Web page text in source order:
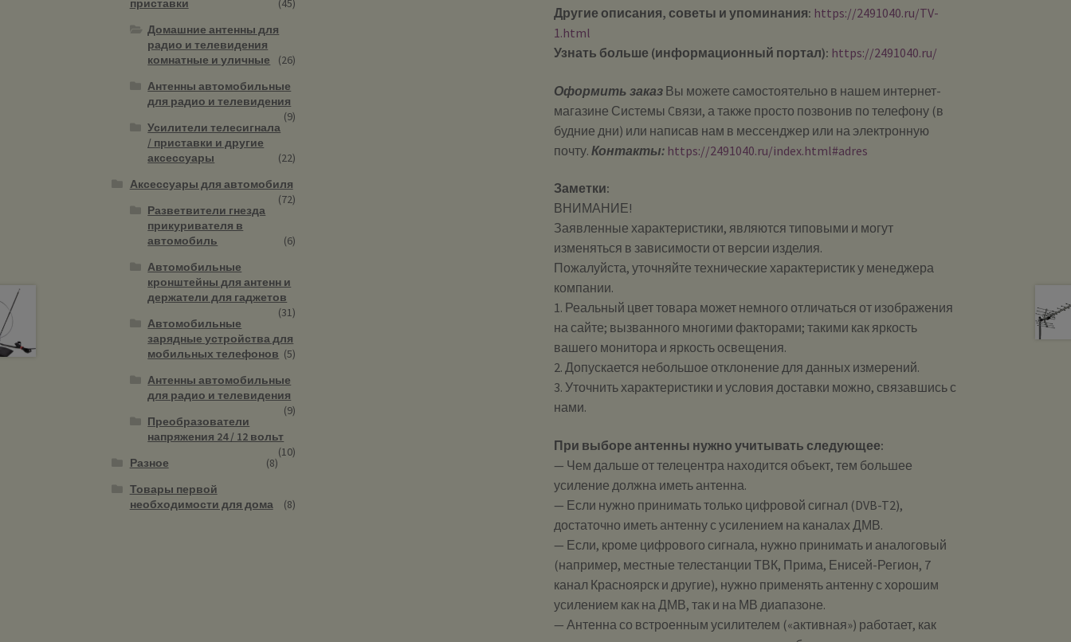
Другие описания, советы и упоминания: https://2491040.ru/TV-
1.html
Узнать больше (информационный портал): https://2491040.ru/
Оформить заказ Вы можете самостоятельно в нашем интернет-
магазине Системы Cвязи, а также просто позвонив по телефону (в
будние дни) или написав нам в мессенджер или на электронную
почту.Контакты: https://2491040.ru/index.html#adres
Заметки:
ВНИМАНИЕ!
Заявленные характеристики, являются типовыми и могут
изменяться в зависимости от версии изделия.
Пожалуйста, уточняйте технические характеристик у менеджера
компании.
1. Реальный цвет товара может немного отличаться от изображения
на сайте; вызванного многими факторами; такими как яркость
вашего монитора и яркость освещения.
2. Допускается небольшое отклонение для данных измерений.
3. Уточнить характеристики и условия доставки можно, связавшись с
нами.
При выборе антенны нужно учитывать следующее:
— Чем дальше от телецентра находится объект, тем большее
усиление должна иметь антенна.
— Если нужно принимать только цифровой сигнал (DVB-T2),
достаточно иметь антенну с усилением на каналах ДМВ.
— Если, кроме цифрового сигнала, нужно принимать и аналоговый
(например, местные телестанции ТВК, Прима, Енисей-Регион, 7
канал Красноярск и другие), нужно применять антенну с хорошим
усилением как на ДМВ, так и на МВ диапазоне.
— Антенна со встроенным усилителем («активная») работает, как
приставки
(45)
Домашние антенны для
радио и телевидения
комнатные и уличные
(26)
Антенны автомобильные
для радио и телевидения
(9)
Усилители телесигнала
/ приставки и другие
аксессуары
(22)
Аксессуары для автомобиля
(72)
Разветвители гнезда
прикуривателя в
автомобиль
(6)
Автомобильные
кронштейны для антенн и
держатели для гаджетов
(31)
Автомобильные
зарядные устройства для
мобильных телефонов (5)
Антенны автомобильные
для радио и телевидения
(9)
Преобразователи
напряжения 24 / 12 вольт
(10)
Разное
(8)
Товары первой
необходимости для дома
(8)